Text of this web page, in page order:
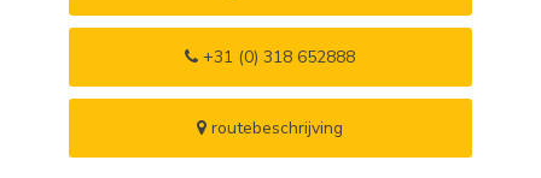
+31 (0) 318 652888
routebeschrijving